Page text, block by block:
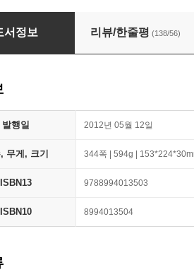
있는 걸 당신도 알게 된다면
서정보 리뷰/한줄평 (138/56)
발행일 2012년 05월 12일
무게, 크기 344쪽 | 594g |
ISBN13 9788994013503
ISBN10 8994013504